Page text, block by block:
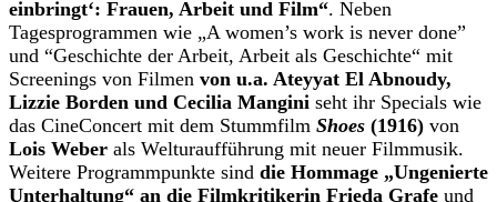
einbringt‘: Frauen, Arbeit und Film“. Neben
Tagesprogrammen wie „A women’s work is never done”
und “Geschichte der Arbeit, Arbeit als Geschichte“ mit
Screenings von Filmen von u.a. Ateyyat El Abnoudy,
Lizzie Borden und Cecilia Mangini seht ihr Specials wie
das CineConcert mit dem Stummfilm Shoes (1916) von
Lois Weber als Welturaufführung mit neuer Filmmusik.
Weitere Programmpunkte sind die Hommage „Ungenierte
Unterhaltung“ an die Filmkritikerin Frieda Grafe und